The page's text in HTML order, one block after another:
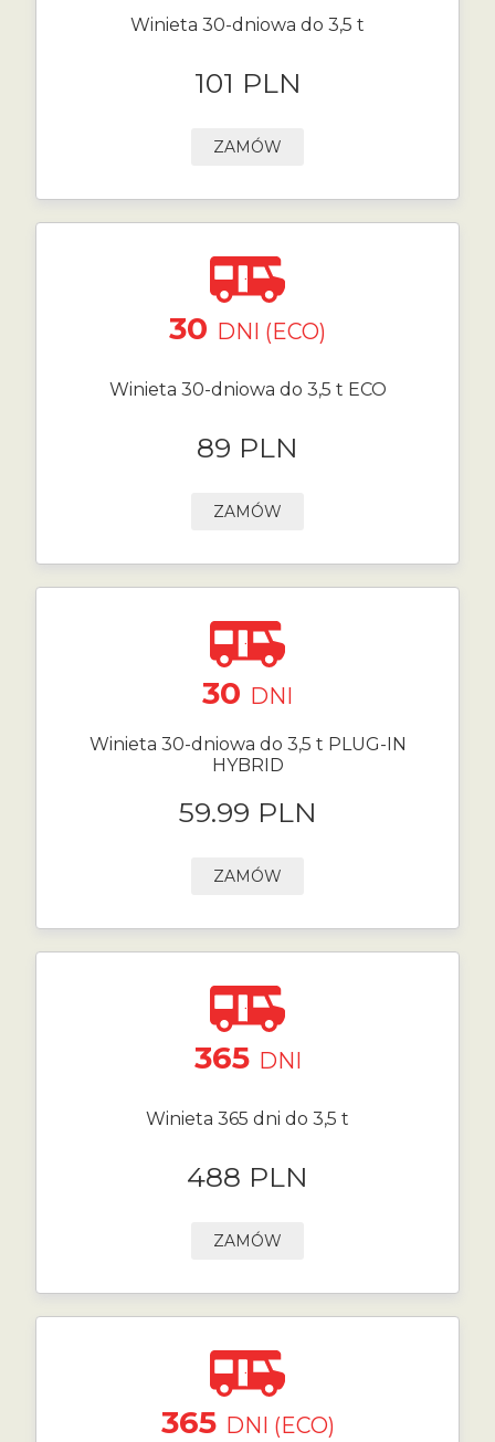
Winieta 30-dniowa do 3,5 t
101 PLN
ZAMÓW
30 DNI (ECO)
Winieta 30-dniowa do 3,5 t ECO
89 PLN
ZAMÓW
30 DNI
Winieta 30-dniowa do 3,5 t PLUG-IN
HYBRID
59.99 PLN
ZAMÓW
365 DNI
Winieta 365 dni do 3,5 t
488 PLN
ZAMÓW
365 DNI (ECO)